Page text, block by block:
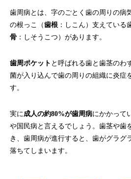
歯周病とは、字のごとく歯の周りの病
の根っこ（歯根 ：しこん）支えている
骨 ：しそうこつ）があります。
歯周ポケット と呼ばれる歯と歯茎のわ
菌が入り込んで歯の周りの組織に炎症
す。
実に成人の約80%が歯周病にかかって
や国民病と言えるでしょう。歯茎や歯
き、歯周病が進行すると、歯がグラグ
落ちてしまいます。